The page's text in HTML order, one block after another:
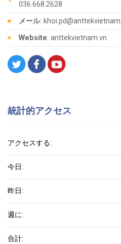
036.668.2628
メール:
Website: anttekvietnam.vn
統計的アクセス
アクセスする:
今日:
昨日:
週に:
合計: